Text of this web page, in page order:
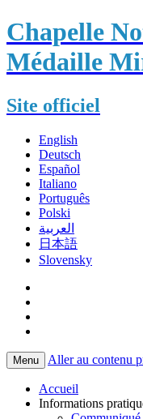
Chapelle
Médaille
Site officiel
English
Deutsch
Español
Italiano
Português
Polski
العربية
日本語
Slovensky
Menu Aller au contenu
Accueil
Informations